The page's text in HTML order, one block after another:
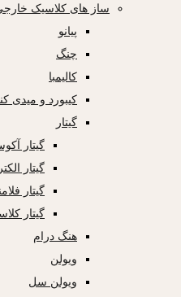
ساز های کلاسیک
پیانو
چنگ
کالیمبا
کیبورد و میدی
گیتار
گیتار
گیتار
گیتار
گیتار
هنگ درام
ویولن
ویولن سل